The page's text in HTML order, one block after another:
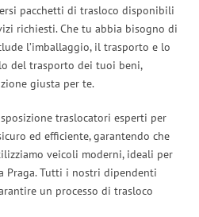
pacchetti di trasloco disponibili
richiesti. Che tu abbia bisogno di
l’imballaggio, il trasporto e lo
del trasporto dei tuoi beni,
giusta per te.
traslocatori esperti per
ed efficiente, garantendo che
veicoli moderni, ideali per
Praga. Tutti i nostri dipendenti
un processo di trasloco